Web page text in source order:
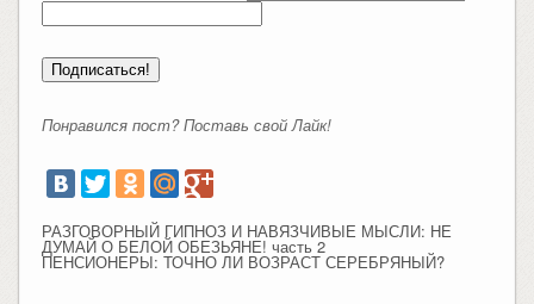
Понравился пост? Поставь свой Лайк!
РАЗГОВОРНЫЙ ГИПНОЗ И НАВЯЗЧИВЫЕ МЫСЛИ: НЕ
ДУМАЙ О БЕЛОЙ ОБЕЗЬЯНЕ! часть 2
ПЕНСИОНЕРЫ: ТОЧНО ЛИ ВОЗРАСТ СЕРЕБРЯНЫЙ?